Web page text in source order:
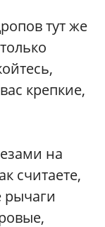
тут же
крепкие,
на
считаете,
рычаги